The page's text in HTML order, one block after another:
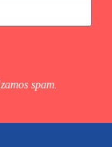
spam.